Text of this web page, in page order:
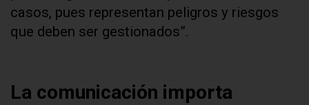
casos, pues representan peligros y riesgos
que deben ser gestionados”.
La comunicación importa